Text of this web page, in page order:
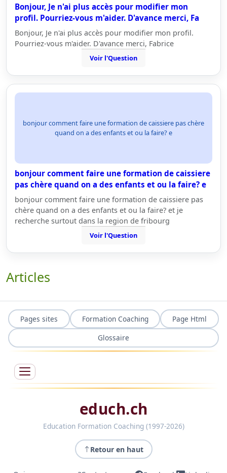
Bonjour, Je n'ai plus accès pour modifier mon
profil. Pourriez-vous m'aider. D'avance merci, Fa
Bonjour, Je n'ai plus accès pour modifier mon profil.
Pourriez-vous m'aider. D'avance merci, Fabrice
Voir l'Question
bonjour comment faire une formation de caissiere pas chère
quand on a des enfants et ou la faire? e
bonjour comment faire une formation de caissiere
pas chère quand on a des enfants et ou la faire? e
bonjour comment faire une formation de caissiere pas
chère quand on a des enfants et ou la faire? et je
recherche surtout dans la region de fribourg
Voir l'Question
Articles
Pages sites Formation Coaching
Page Html
Glossaire
educh.ch
Education Formation Coaching (1997-2026)
Retour en haut